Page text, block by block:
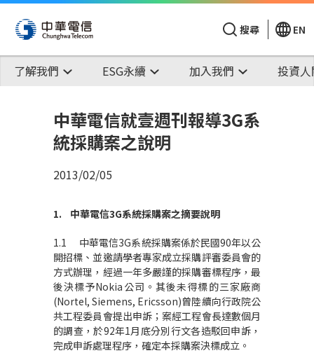
搜尋 EN
了解我們 ESG永續 加入我們 投資
中華電信就壹週刊報導3G系
統採購案之說明
2013/02/05
1. 中華電信3G系統採購案之摘要說明
1.1 中華電信3G系統採購案係於民國90年以公
開招標、並邀請學者專家成立採購評審委員會的
方式辦理，經過一年多嚴謹的採購審標程序，最
後決標予Nokia公司。其後未得標的三家廠商
(Nortel, Siemens, Ericsson)曾陸續向行政院公
共工程委員會提出申訴；案經工程會長達數個月
的調查，於92年1月底分別行文各造駁回申訴，
完成申訴處理程序，確定本採購案決標成立。